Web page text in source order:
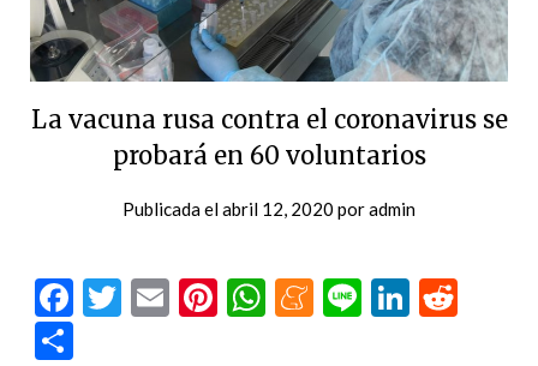
La vacuna rusa contra el coronavirus se
probará en 60 voluntarios
Publicada elabril 12, 2020 poradmin
Facebook
Twitter
EmailPinterest
WhatsApp
Meneame
Line